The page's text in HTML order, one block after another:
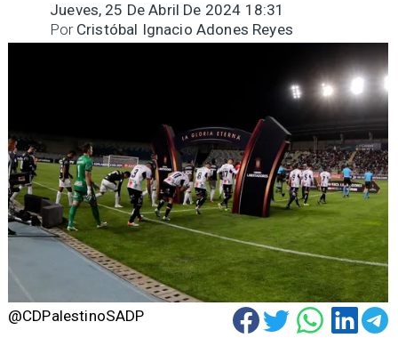
Jueves, 25 De Abril De 2024 18:31
Cristóbal Ignacio Adones Reyes
Por
@CDPalestinoSADP